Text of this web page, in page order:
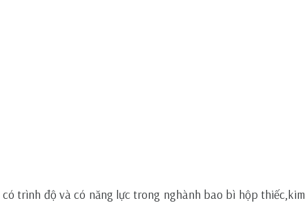
trình độ và có năng lực trong nghành bao bì hộp thiếc,kim